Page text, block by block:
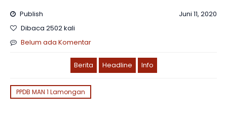
Publish
Juni 11, 2020
Dibaca 2502 kali
Belum ada Komentar
Berita Headline Info
PPDB MAN 1 Lamongan